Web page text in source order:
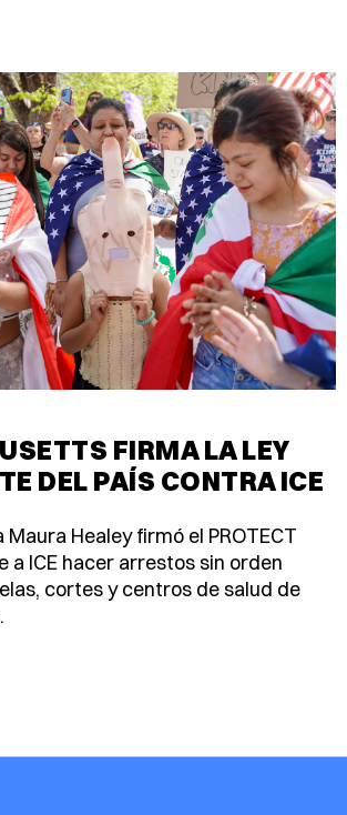
FIRMA LA LEY
DEL PAÍS CONTRA ICE
Healey firmó el PROTECT
a ICE hacer arrestos sin orden
cortes y centros de salud de